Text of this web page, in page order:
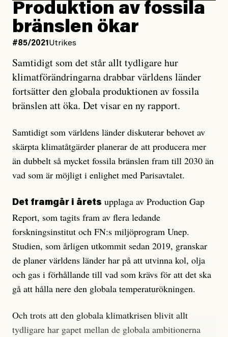
Produktion av fossila
bränslen ökar
#85/2021 Utrikes
Samtidigt som det står allt tydligare hur
klimatförändringarna drabbar världens länder
fortsätter den globala produktionen av fossila
bränslen att öka. Det visar en ny rapport.
Samtidigt som världens länder diskuterar behovet av
skärpta klimatåtgärder planerar de att producera mer
än dubbelt så mycket fossila bränslen fram till 2030 än
vad som är möjligt i enlighet med Parisavtalet.
Det framgår i årets upplaga av Production Gap
Report, som tagits fram av flera ledande
forskningsinstitut och FN:s miljöprogram Unep.
Studien, som årligen utkommit sedan 2019, granskar
de planer världens länder har på att utvinna kol, olja
och gas i förhållande till vad som krävs för att det ska
gå att hålla nere den globala temperaturökningen.
Och trots att den globala klimatkrisen blivit allt
tydligare har gapet mellan de globala ambitionerna